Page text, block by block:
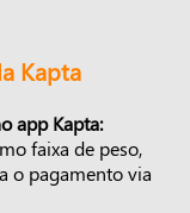
Kapta
app Kapta:
faixa de peso,
o pagamento via